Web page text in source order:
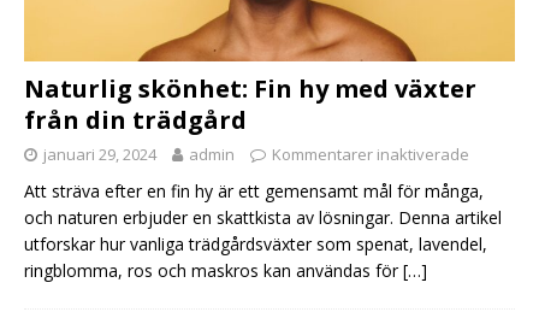
Naturlig skönhet: Fin hy med växter
från din trädgård
januari 29, 2024 admin Kommentarer inaktiverade
Att sträva efter en fin hy är ett gemensamt mål för många,
och naturen erbjuder en skattkista av lösningar. Denna artikel
utforskar hur vanliga trädgårdsväxter som spenat, lavendel,
ringblomma, ros och maskros kan användas för[…]